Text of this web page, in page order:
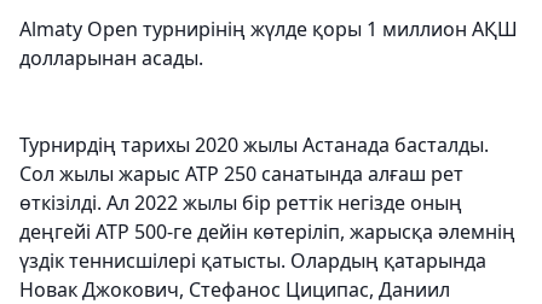
Almaty Open турнирінің жүлде қоры 1 миллион АҚШ
долларынан асады.
Турнирдің тарихы 2020 жылы Астанада басталды.
Сол жылы жарыс ATP 250 санатында алғаш рет
өткізілді. Ал 2022 жылы бір реттік негізде оның
деңгейі ATP 500-ге дейін көтеріліп, жарысқа әлемнің
үздік теннисшілері қатысты. Олардың қатарында
Новак Джокович, Стефанос Циципас, Даниил